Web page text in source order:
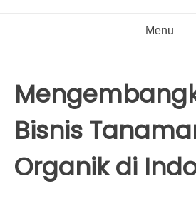
Menu
Bisnis
Organik di